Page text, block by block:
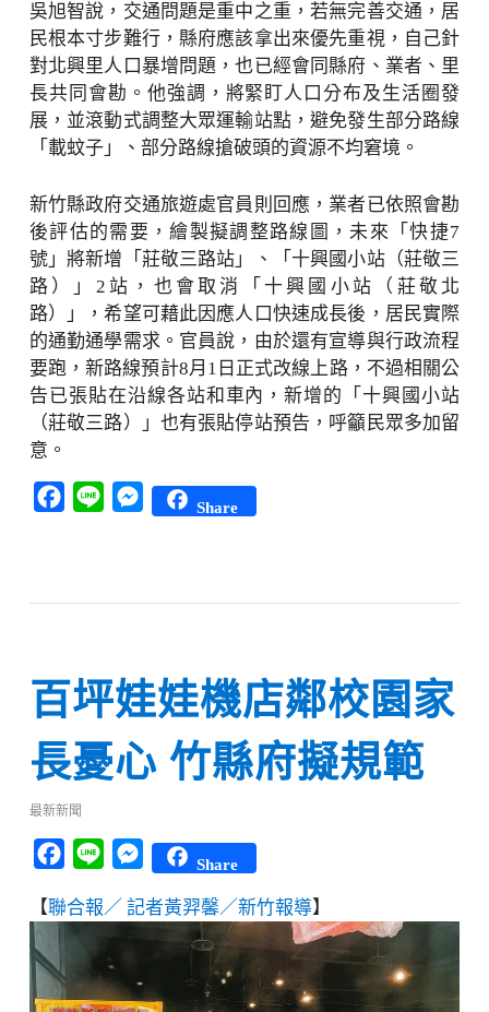
吳旭智說，交通問題是重中之重，若無完善交通，居
民根本寸步難行，縣府應該拿出來優先重視，自己針
對北興里人口暴增問題，也已經會同縣府、業者、里
長共同會勘。他強調，將緊盯人口分布及生活圈發
展，並滾動式調整大眾運輸站點，避免發生部分路線
「載蚊子」、部分路線搶破頭的資源不均窘境。
新竹縣政府交通旅遊處官員則回應，業者已依照會勘
後評估的需要，繪製擬調整路線圖，未來「快捷7
號」將新增「莊敬三路站」、「十興國小站（莊敬三
路）」2站，也會取消「十興國小站（莊敬北
路）」，希望可藉此因應人口快速成長後，居民實際
的通勤通學需求。官員說，由於還有宣導與行政流程
要跑，新路線預計8月1日正式改線上路，不過相關公
告已張貼在沿線各站和車內，新增的「十興國小站
（莊敬三路）」也有張貼停站預告，呼籲民眾多加留
意。
Facebook
Line Messenger
Share
百坪娃娃機店鄰校園家
長憂心 竹縣府擬規範
最新新聞
Facebook
Line Messenger
Share
【聯合報／ 記者黃羿馨／新竹報導】